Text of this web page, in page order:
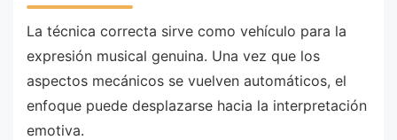
La técnica correcta sirve como vehículo para la
expresión musical genuina. Una vez que los
aspectos mecánicos se vuelven automáticos, el
enfoque puede desplazarse hacia la interpretación
emotiva.